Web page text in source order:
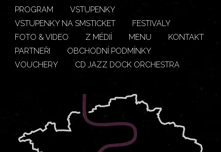
PROGRAM
VSTUPENKY
VSTUPENKY NA SMSTICKET
FESTIVALY
FOTO & VIDEO
Z MÉDIÍ MENU
KONTAKT
PARTNEŘI
OBCHODNÍ PODMÍNKY
VOUCHERY
CD JAZZ DOCK ORCHESTRA